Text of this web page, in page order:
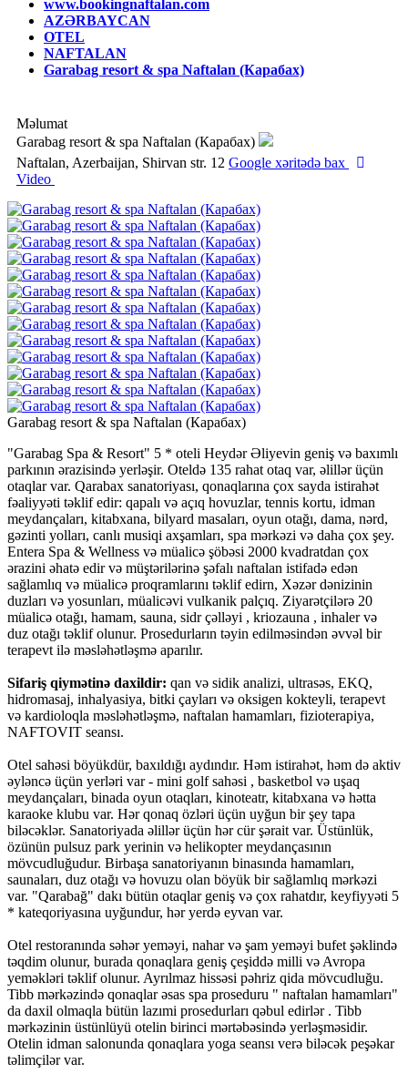
www.bookingnaftalan.com
AZƏRBAYCAN
OTEL
NAFTALAN
Garabag resort & spa Naftalan (Карабах)
Məlumat
Garabag resort & spa Naftalan (Карабах)
Naftalan, Azerbaijan, Shirvan str. 12 Google xəritədə bax
Video
Garabag resort & spa Naftalan (Карабах)
"Garabag Spa & Resort" 5 * oteli Heydər Əliyevin geniş və baxımlı
parkının ərazisində yerləşir. Oteldə 135 rahat otaq var, əlillər üçün
otaqlar var. Qarabax sanatoriyası, qonaqlarına çox sayda istirahət
fəaliyyəti təklif edir: qapalı və açıq hovuzlar, tennis kortu, idman
meydançaları, kitabxana, bilyard masaları, oyun otağı, dama, nərd,
gəzinti yolları, canlı musiqi axşamları, spa mərkəzi və daha çox şey.
Entera Spa & Wellness və müalicə şöbəsi 2000 kvadratdan çox
ərazini əhatə edir və müştərilərinə şəfalı naftalan istifadə edən
sağlamlıq və müalicə proqramlarını təklif edirn, Xəzər dənizinin
duzları və yosunları, müalicəvi vulkanik palçıq. Ziyarətçilərə 20
müalicə otağı, hamam, sauna, sidr çəlləyi , kriozauna , inhaler və
duz otağı təklif olunur. Prosedurların təyin edilməsindən əvvəl bir
terapevt ilə məsləhətləşmə aparılır.
Sifariş qiymətinə daxildir: qan və sidik analizi, ultrasəs, EKQ,
hidromasaj, inhalyasiya, bitki çayları və oksigen kokteyli, terapevt
və kardioloqla məsləhətləşmə, naftalan hamamları, fizioterapiya,
NAFTOVIT seansı.
Otel sahəsi böyükdür, baxıldığı aydındır. Həm istirahət, həm də aktiv
əyləncə üçün yerləri var - mini golf sahəsi , basketbol və uşaq
meydançaları, binada oyun otaqları, kinoteatr, kitabxana və hətta
karaoke klubu var. Hər qonaq özləri üçün uyğun bir şey tapa
biləcəklər. Sanatoriyada əlillər üçün hər cür şərait var. Üstünlük,
özünün pulsuz park yerinin və helikopter meydançasının
mövcudluğudur. Birbaşa sanatoriyanın binasında hamamları,
saunaları, duz otağı və hovuzu olan böyük bir sağlamlıq mərkəzi
var. "Qarabağ" dakı bütün otaqlar geniş və çox rahatdır, keyfiyyəti 5
* kateqoriyasına uyğundur, hər yerdə eyvan var.
Otel restoranında səhər yeməyi, nahar və şam yeməyi bufet şəklində
təqdim olunur, burada qonaqlara geniş çeşiddə milli və Avropa
yeməkləri təklif olunur. Ayrılmaz hissəsi pəhriz qida mövcudluğu.
Tibb mərkəzində qonaqlar əsas spa proseduru " naftalan hamamları"
da daxil olmaqla bütün lazımi prosedurları qəbul edirlər . Tibb
mərkəzinin üstünlüyü otelin birinci mərtəbəsində yerləşməsidir.
Otelin idman salonunda qonaqlara yoga seansı verə biləcək peşəkar
təlimçilər var.